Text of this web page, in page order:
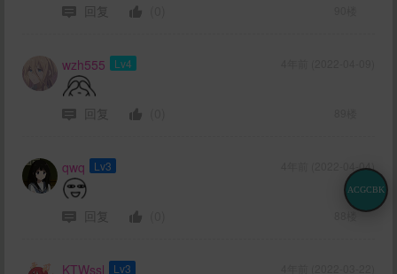
回复
wzh555 Lv4
回复
qwq Lv3 4年前 (2022-04-04)
88楼
回复
KTWssl Lv3
ACGCBK